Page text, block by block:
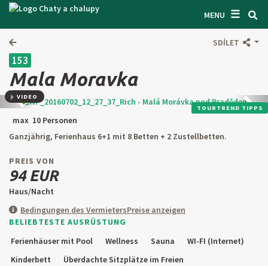
MENU ☰
SUCHEN UNTERKUNFT
ÜBER UNS
KONTAKTE
EINGANG FÜR DEN EIGENTÜMER
SUCHEN AUF WEBSITE
CZ SK EN
DE
PL
SDÍLET
153
Mala Moravka
Zurück TOURTREND TIPPS
VIDEO
max 10 Personen
Ganzjährig, Ferienhaus 6+1 mit 8 Betten + 2 Zustellbetten.
PREIS VON
94 EUR
Haus/Nacht
Bedingungen des VermietersPreise anzeigen
BELIEBTESTE AUSRÜSTUNG
Ferienhäuser mit Pool
Wellness Sauna
WI-FI (Internet)
Kinderbett
Überdachte Sitzplätze im Freien